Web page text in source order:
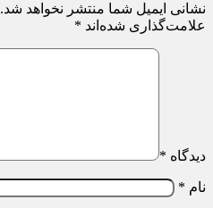
نشانی ایمیل شما منتشر نخواهد شد.
علامت‌گذاری شده‌اند *
دیدگاه *
نام *